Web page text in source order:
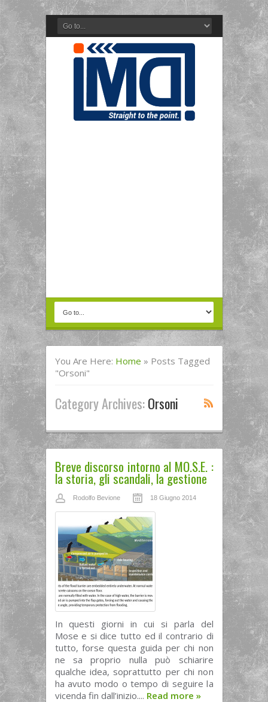
You Are Here: Home » Posts Tagged
"orsoni"
Category Archives:Orsoni
Breve discorso intorno al MO.S.E. :
la storia, gli scandali, la gestione
Rodolfo Bevione 18 Giugno 2014
In questi giorni in cui si parla del
Mose e si dice tutto ed il contrario di
tutto, forse questa guida per chi non
ne sa proprio nulla può schiarire
qualche idea, soprattutto per chi non
ha avuto modo o tempo di seguire la
vicenda fin dall’inizio.... Read more »